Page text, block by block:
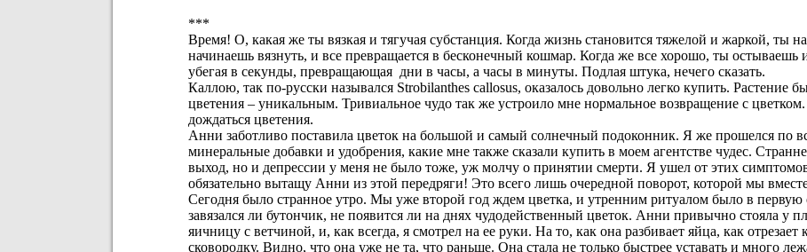
***
Время! О, какая же ты вязкая и тягучая субстанция. Когда жизнь становится тяжелой и жаркой, ты
начинаешь вязнуть, и все превращается в бесконечный кошмар. Когда же все хорошо, ты остываешь
убегая в секунды, превращающая дни в часы, а часы в минуты. Подлая штука, нечего сказать.
Каллою, так по-русски назывался Strobilanthes callosus, оказалось довольно легко купить. Растение
цветения – уникальным. Тривиальное чудо так же устроило мне нормальное возвращение с
дождаться цветения.
Анни заботливо поставила цветок на большой и самый солнечный подоконник. Я же прошелся по
минеральные добавки и удобрения, какие мне также сказали купить в моем агентстве чудес.
выход, но и депрессии у меня не было тоже, уж молчу о принятии смерти. Я ушел от этих
обязательно вытащу Анни из этой передряги! Это всего лишь очередной поворот, которой мы
Сегодня было странное утро. Мы уже второй год ждем цветка, и утренним ритуалом было в первую
завязался ли бутончик, не появится ли на днях чудодейственный цветок. Анни привычно стояла
яичницу с ветчиной, и, как всегда, я смотрел на ее руки. На то, как она разбивает яйца, как отрезает
сковородку. Видно, что она уже не та, что раньше. Она стала не только быстрее уставать и много